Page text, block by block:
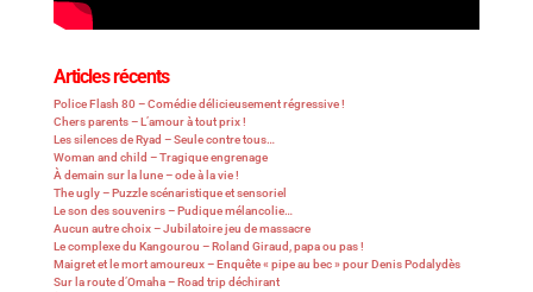
Articles récents
Police Flash 80 – Comédie délicieusement régressive !
Chers parents – L’amour à tout prix !
Les silences de Ryad – Seule contre tous…
Woman and child – Tragique engrenage
À demain sur la lune – ode à la vie !
The ugly – Puzzle scénaristique et sensoriel
Le son des souvenirs – Pudique mélancolie…
Aucun autre choix – Jubilatoire jeu de massacre
Le complexe du Kangourou – Roland Giraud, papa ou pas !
Maigret et le mort amoureux – Enquête « pipe au bec » pour Denis Podalydès
Sur la route d’Omaha – Road trip déchirant